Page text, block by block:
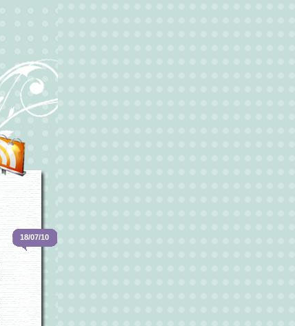
18/07/10